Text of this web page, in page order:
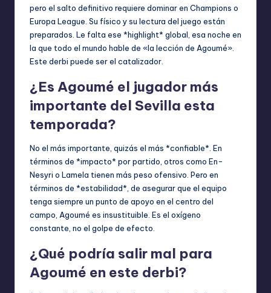
pero el salto definitivo requiere dominar en Champions o
Europa League. Su físico y su lectura del juego están
preparados. Le falta ese *highlight* global, esa noche en
la que todo el mundo hable de «la lección de Agoumé».
Este derbi puede ser el catalizador.
¿Es Agoumé el jugador más
importante del Sevilla esta
temporada?
No el más importante, quizás el más *confiable*. En
términos de *impacto* por partido, otros como En-
Nesyri o Lamela tienen más peso ofensivo. Pero en
términos de *estabilidad*, de asegurar que el equipo
tenga siempre un punto de apoyo en el centro del
campo, Agoumé es insustituible. Es el oxígeno
constante, no el golpe de efecto.
¿Qué podría salir mal para
Agoumé en este derbi?